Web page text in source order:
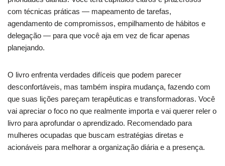
com técnicas práticas — mapeamento de tarefas,
agendamento de compromissos, empilhamento de hábitos e
delegação — para que você aja em vez de ficar apenas
planejando.
O livro enfrenta verdades difíceis que podem parecer
desconfortáveis, mas também inspira mudança, fazendo com
que suas lições pareçam terapêuticas e transformadoras. Você
vai apreciar o foco no que realmente importa e vai querer reler o
livro para aprofundar o aprendizado. Recomendado para
mulheres ocupadas que buscam estratégias diretas e
acionáveis para melhorar a organização diária e a presença.